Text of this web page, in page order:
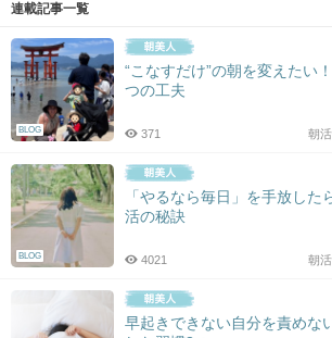
連載記事一覧
BLOG
“こなすだけ”の朝を変えたい
つの工夫
朝
371
BLOG
「やるなら毎日」を手放した
活の秘訣
朝
4021
早起きできない自分を責めな